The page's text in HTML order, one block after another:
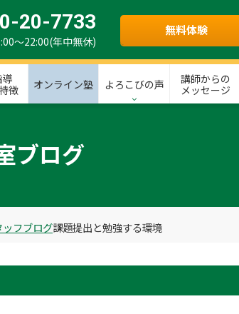
20-7733
～22:00(年中無休)
無料体験
徴
オンライン塾 よろこびの声
講師からの
メッセージ
ブログ
フブログ課題提出と勉強する環境